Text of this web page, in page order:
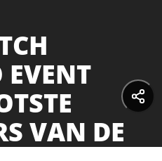
VAN DE